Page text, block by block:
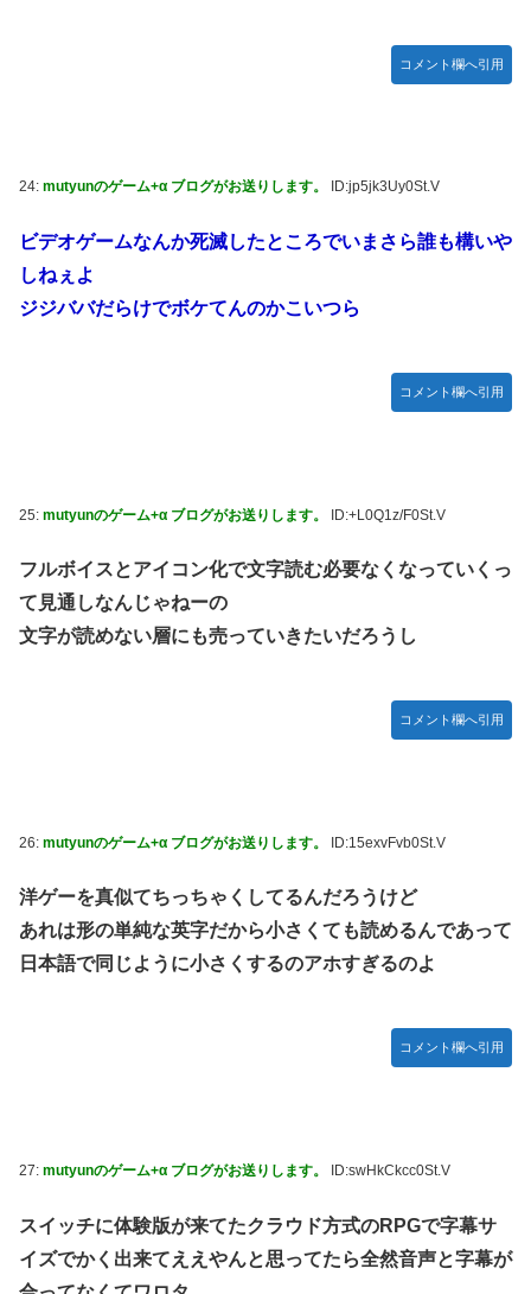
コメント欄へ引用
24: mutyunのゲーム+α ブログがお送りします。 ID:jp5jk3Uy0St.V
ビデオゲームなんか死滅したところでいまさら誰も構いや
しねぇよ
ジジババだらけでボケてんのかこいつら
コメント欄へ引用
25: mutyunのゲーム+α ブログがお送りします。 ID:+L0Q1z/F0St.V
フルボイスとアイコン化で文字読む必要なくなっていくっ
て見通しなんじゃねーの
文字が読めない層にも売っていきたいだろうし
コメント欄へ引用
26: mutyunのゲーム+α ブログがお送りします。 ID:15exvFvb0St.V
洋ゲーを真似てちっちゃくしてるんだろうけど
あれは形の単純な英字だから小さくても読めるんであって
日本語で同じように小さくするのアホすぎるのよ
コメント欄へ引用
27: mutyunのゲーム+α ブログがお送りします。 ID:swHkCkcc0St.V
スイッチに体験版が来てたクラウド方式のRPGで字幕サ
イズでかく出来てええやんと思ってたら全然音声と字幕が